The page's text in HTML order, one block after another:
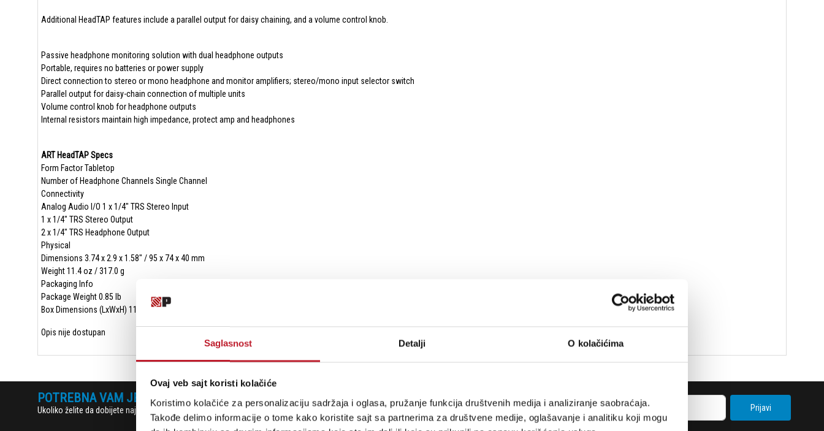
Saglasnost Detalji O kolačićima
Ovaj veb sajt koristi kolačiće
Koristimo kolačiće za personalizaciju sadržaja i oglasa, pružanje funkcija društvenih medija i analiziranje saobraćaja.
Takođe delimo informacije o tome kako koristite sajt sa partnerima za društvene medije, oglašavanje i analitiku koji mogu
Additional HeadTAP features include a parallel output for daisy chaining, and a volume control knob.
Passive headphone monitoring solution with dual headphone outputs
Portable, requires no batteries or power supply
Direct connection to stereo or mono headphone and monitor amplifiers; stereo/mono input selector switch
Parallel output for daisy-chain connection of multiple units
Volume control knob for headphone outputs
Internal resistors maintain high impedance, protect amp and headphones
ART HeadTAP Specs
Form Factor Tabletop
Number of Headphone Channels Single Channel
Connectivity
Analog Audio I/O 1 x 1/4" TRS Stereo Input
1 x 1/4" TRS Stereo Output
2 x 1/4" TRS Headphone Output
Physical
Dimensions 3.74 x 2.9 x 1.58" / 95 x 74 x 40 mm
Weight 11.4 oz / 317.0 g
Packaging Info
Package Weight 0.85 lb
Box Dimensions (LxWxH) 11.8 x 5.65 x 2.2"
Opis nije dostupan
POTREBNA VAM JE POMOĆ? POZOVITE NAS!
Ukoliko želite da dobijete najnovije informacije o novitetima i popustima, prijavite se na naš NEWSLETTER! Prijavi